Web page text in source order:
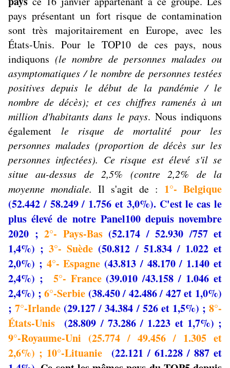
pays présentant un fort risque de contamination
sont très majoritairement en Europe, avec les
États-Unis. Pour le TOP10 de ces pays, nous
indiquons (le nombre de personnes malades ou
asymptomatiques / le nombre de personnes testées
positives depuis le début de la pandémie / le
nombre de décès); et ces chiffres ramenés à un
million d'habitants dans le pays. Nous indiquons
également le risque de mortalité pour les
personnes malades (proportion de décès sur les
personnes infectées). Ce risque est élevé s'il se
situe au-dessus de 2,5% (contre 2,2% de la
moyenne mondiale. Il s'agit de : 1°- Belgique
(52.442 / 58.249 / 1.756 et 3,0%). C'est le cas le
plus élevé de notre Panel100 depuis novembre
2020 ; 2°- Pays-Bas (52.174 / 52.930 /757 et
1,4%) ;3°- Suède (50.812 / 51.834 / 1.022 et
2,0%) ; 4°- Espagne (43.813 / 48.170 / 1.140 et
2,4%) ; 5°- France (39.010 /43.158 / 1.046 et
2,4%) ;6°-Serbie (38.450 / 42.486 / 427 et 1,0%)
;7°-Irlande (29.127 / 34.384 / 526 et 1,5%) ;8°-
États-Unis
(28.809 / 73.286 / 1.223 et 1,7%) ;
9°-Royaume-Uni (25.774 / 49.456 / 1.305 et
2,6%) ; 10°-Lituanie
(22.121 / 61.228 / 887 et